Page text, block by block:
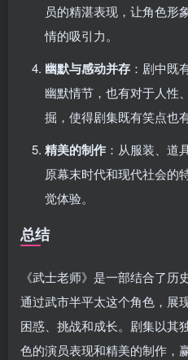
员的精湛表现，让角色形
情的吸引力。
幽默与感动并存 ：剧中既
幽默情节，也有对于人性
掘，使得剧集既有笑点也有
精美的制作 ：从服装、道
原幕末时代和现代社会的
觉体验。
总结
《武士老师》是一部结合了历
通过武市半平太这个角色，展
困惑、挑战和成长。剧集以其
色的演员表现和精美的制作，